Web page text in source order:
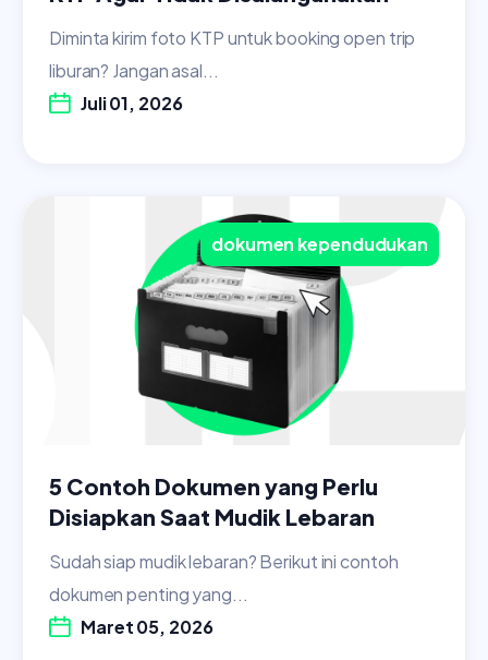
Diminta kirim foto KTP untuk booking open trip
liburan? Jangan asal...
Juli 01, 2026
dokumen kependudukan
5 Contoh Dokumen yang Perlu
Disiapkan Saat Mudik Lebaran
Sudah siap mudik lebaran? Berikut ini contoh
dokumen penting yang...
Maret 05, 2026